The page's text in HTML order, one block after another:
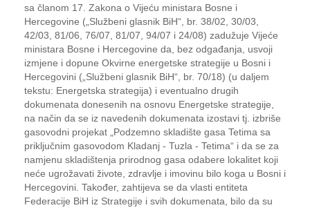
sa članom 17. Zakona o Vijeću ministara Bosne i
Hercegovine („Službeni glasnik BiH“, br. 38/02, 30/03,
42/03, 81/06, 76/07, 81/07, 94/07 i 24/08) zadužuje Vijeće
ministara Bosne i Hercegovine da, bez odgađanja, usvoji
izmjene i dopune Okvirne energetske strategije u Bosni i
Hercegovini („Službeni glasnik BiH“, br. 70/18) (u daljem
tekstu: Energetska strategija) i eventualno drugih
dokumenata donesenih na osnovu Energetske strategije,
na način da se iz navedenih dokumenata izostavi tj. izbriše
gasovodni projekat „Podzemno skladište gasa Tetima sa
priključnim gasovodom Kladanj - Tuzla - Tetima“ i da se za
namjenu skladištenja prirodnog gasa odabere lokalitet koji
neće ugrožavati živote, zdravlje i imovinu bilo koga u Bosni i
Hercegovini. Također, zahtijeva se da vlasti entiteta
Federacije BiH iz Strategije i svih dokumenata, bilo da su